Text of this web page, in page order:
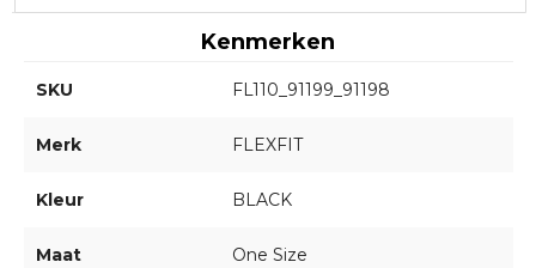
Kenmerken
SKU FL110_91199_91198
Merk FLEXFIT
Kleur BLACK
Maat One Size